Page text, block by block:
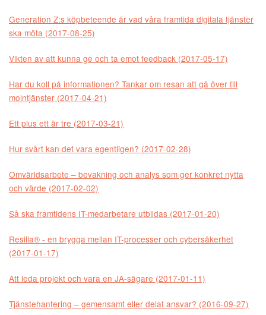
Generation Z:s köpbeteende är vad våra framtida digitala tjänster
ska möta (2017-08-25)
Vikten av att kunna ge och ta emot feedback (2017-05-17)
Har du koll på informationen? Tankar om resan att gå över till
molntjänster (2017-04-21)
Ett plus ett är tre (2017-03-21)
Hur svårt kan det vara egentligen? (2017-02-28)
Omvärldsarbete – bevakning och analys som ger konkret nytta
och värde (2017-02-02)
Så ska framtidens IT-medarbetare utbildas (2017-01-20)
Resilia® - en brygga mellan IT-processer och cybersäkerhet
(2017-01-17)
Att leda projekt och vara en JA-sägare (2017-01-11)
Tjänstehantering – gemensamt eller delat ansvar? (2016-09-27)